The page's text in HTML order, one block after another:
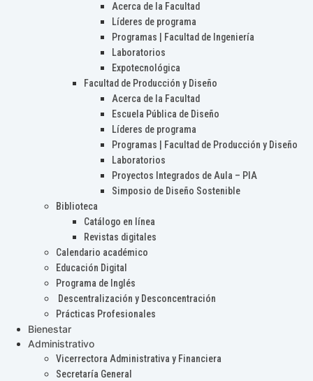
Acerca de la Facultad
Líderes de programa
Programas | Facultad de Ingeniería
Laboratorios
Expotecnológica
Facultad de Producción y Diseño
Acerca de la Facultad
Escuela Pública de Diseño
Líderes de programa
Programas | Facultad de Producción y Diseño
Laboratorios
Proyectos Integrados de Aula – PIA
Simposio de Diseño Sostenible
Biblioteca
Catálogo en línea
Revistas digitales
Calendario académico
Educación Digital
Programa de Inglés
Descentralización y Desconcentración
Prácticas Profesionales
Bienestar
Administrativo
Vicerrectora Administrativa y Financiera
Secretaría General